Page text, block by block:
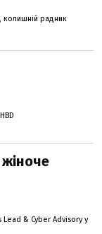
колишній радник
Lead & Cyber Advisory у